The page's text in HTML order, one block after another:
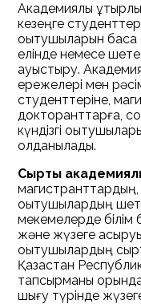
Академиялық
кезеңге
оқытушыларын
елінде немесе
ауыстыру.
ережелері мен
студенттеріне,
докторанттарға,
күндізгі
қолданылады.
Сыртқы
оқытушылардың
мекемелерде білім
және жүзеге
оқытушылардың
Қазақстан
тапсырманы
шығу түрінде